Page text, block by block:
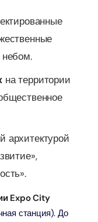
на территории
архитектурой
Expo City
станция). До